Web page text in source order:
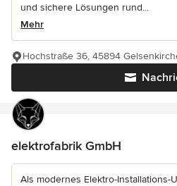
und sichere Lösungen rund...
Mehr
Hochstraße 36, 45894
elektrofabrik GmbH
Als modernes Elektro-Installations-